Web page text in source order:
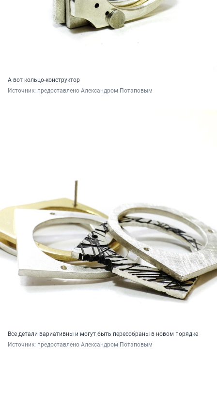
А вот кольцо-конструктор
Источник: предоставлено Александром Потаповым
Все детали вариативны и могут быть пересобраны в новом порядке
Источник: предоставлено Александром Потаповым